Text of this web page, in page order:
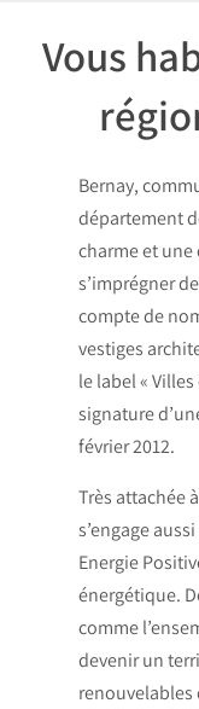
Vous
Bernay,
département
charme et
s’imprégner
compte de
vestiges
le label « Villes
signature
février 2012.
Très attachée
s’engage
Energie
énergétique.
comme
devenir un
renouvelables